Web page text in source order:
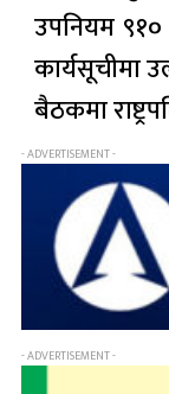
उपनियम ९१०
कार्यसूचीमा
बैठकमा
- ADVERTISEMENT -
- ADVERTISEMENT -